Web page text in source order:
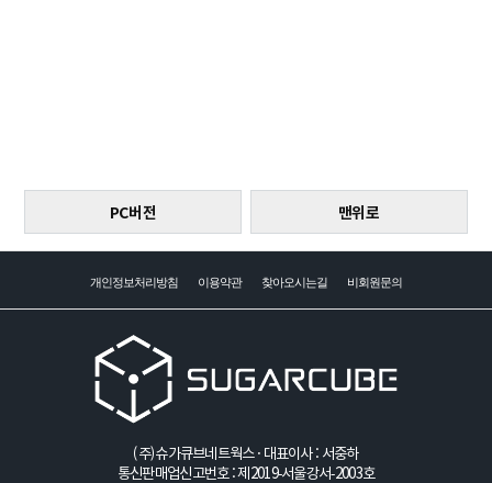
PC버전 맨위로
개인정보처리방침 이용약관 찾아오시는길 비회원문의
(주)슈가큐브네트웍스 · 대표이사 : 서중하
통신판매업신고번호 : 제2019-서울강서-2003호